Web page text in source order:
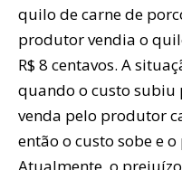
quilo de carne de
produtor vendia o
R$ 8 centavos. A
quando o custo subiu
venda pelo produtor
então o custo sobe e
Atualmente, o